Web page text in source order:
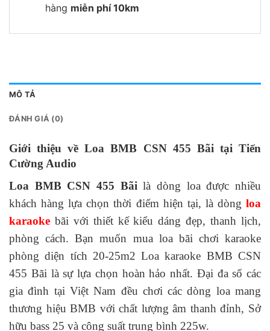
hàng miễn phí 10km
MÔ TẢ
ĐÁNH GIÁ (0)
Giới thiệu về Loa BMB CSN 455 Bãi tại Tiến
Cường Audio
Loa BMB CSN 455 Bãi là dòng loa được nhiều
khách hàng lựa chọn thời điểm hiện tại, là dòng loa
karaoke bãi với thiết kế kiểu dáng đẹp, thanh lịch,
phòng cách. Bạn muốn mua loa bãi chơi karaoke
phòng diện tích 20-25m2 Loa karaoke BMB CSN
455 Bãi là sự lựa chọn hoàn hảo nhất. Đại đa số các
gia đình tại Việt Nam đều chơi các dòng loa mang
thương hiệu BMB với chất lượng âm thanh đỉnh, Sở
hữu bass 25 và công suất trung bình 225w.